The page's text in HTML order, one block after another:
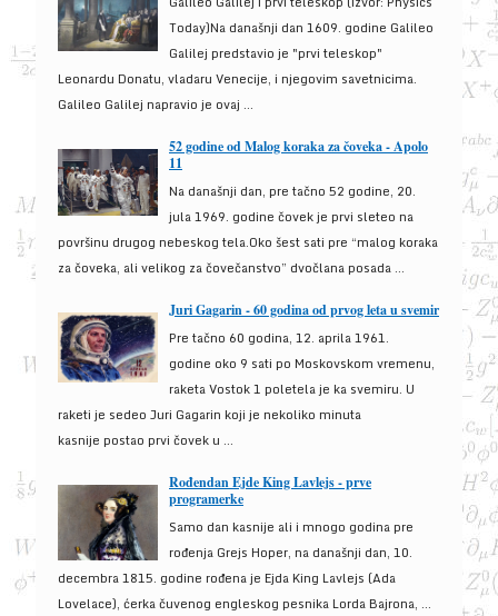
Today)Na današnji dan 1609. godine Galileo
Galilej predstavio je "prvi teleskop"
Leonardu Donatu, vladaru Venecije, i njegovim savetnicima.
Galileo Galilej napravio je ovaj ...
52 godine od Malog koraka za čoveka - Apolo
11
Na današnji dan, pre tačno 52 godine, 20.
jula 1969. godine čovek je prvi sleteo na
površinu drugog nebeskog tela.Oko šest sati pre “malog koraka
za čoveka, ali velikog za čovečanstvo” dvočlana posada ...
Juri Gagarin - 60 godina od prvog leta u svemir
Pre tačno 60 godina, 12. aprila 1961.
godine oko 9 sati po Moskovskom vremenu,
raketa Vostok 1 poletela je ka svemiru. U
raketi je sedeo Juri Gagarin koji je nekoliko minuta
kasnije postao prvi čovek u ...
Rođendan Ejde King Lavlejs - prve
programerke
Samo dan kasnije ali i mnogo godina pre
rođenja Grejs Hoper, na današnji dan, 10.
decembra 1815. godine rođena je Ejda King Lavlejs (Ada
Lovelace), ćerka čuvenog engleskog pesnika Lorda Bajrona, ...